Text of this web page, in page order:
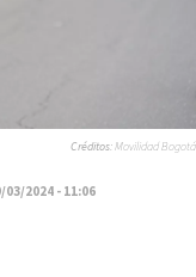
03/2024 - 11:06
Créditos:Movilidad Bogotá